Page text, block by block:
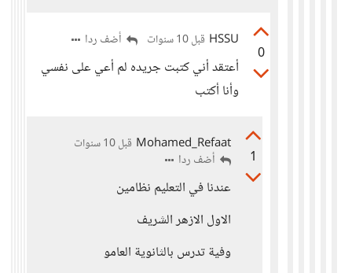
0
HSSU قبل 10 سنوات أضف ردا
أعتقد أني كتبت جريده لم أعي على نفسي
وأنا أكتب
1
Mohamed_Refaat قبل 10 سنوات
أضف ردا
عندنا في التعليم نظامين
الاول الازهر الشريف
وفية تدرس بالثانوية العامو